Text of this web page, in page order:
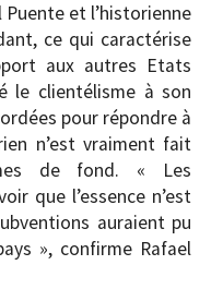
Puente et l’historienne
ce qui caractérise
aux autres Etats
le clientélisme à son
pour répondre à
n’est vraiment fait
de fond. « Les
que l’essence n’est
auraient pu
», confirme Rafael